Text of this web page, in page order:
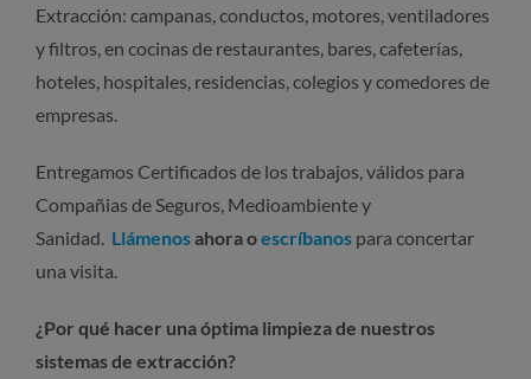
Extracción: campanas, conductos, motores, ventiladores
y filtros, en cocinas de restaurantes, bares, cafeterías,
hoteles, hospitales, residencias, colegios y comedores de
empresas.
Entregamos Certificados de los trabajos, válidos para
Compañias de Seguros, Medioambiente y
Sanidad. Llámenosahora oescríbanospara concertar
una visita.
¿Por qué hacer una óptima limpieza de nuestros
sistemas de extracción?